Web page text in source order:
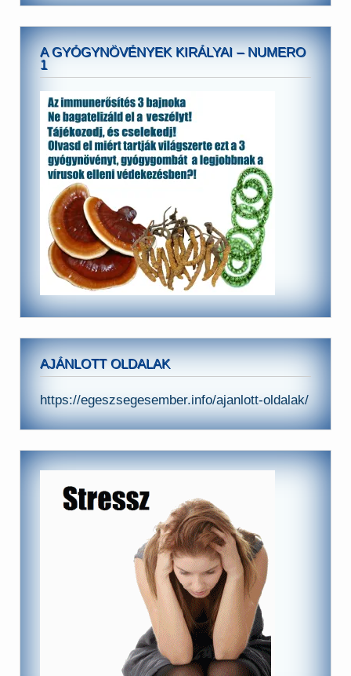
A GYÓGYNÖVÉNYEK KIRÁLYAI – NUMERO
1
AJÁNLOTT OLDALAK
https://egeszsegesember.info/ajanlott-oldalak/